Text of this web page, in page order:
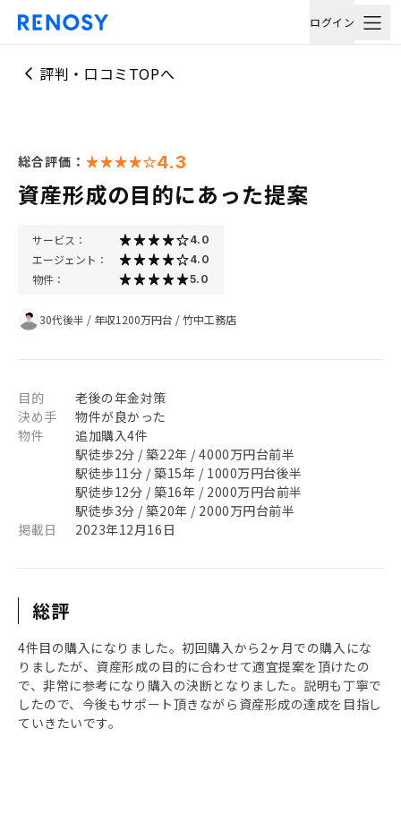
ログイン
評判・口コミTOPへ
総合評価： 4.3
資産形成の目的にあった提案
サービス： 4.0
エージェント： 4.0
物件： 5.0
30代後半 / 年収1200万円台 /竹中工務店
目的
老後の年金対策
決め手
物件が良かった
物件
追加購入4件
駅徒歩2分 / 築22年 / 4000万円台前半
駅徒歩11分 / 築15年 / 1000万円台後半
駅徒歩12分 / 築16年 / 2000万円台前半
駅徒歩3分 / 築20年 / 2000万円台前半
掲載日
2023年12月16日
総評
4件目の購入になりました。初回購入から2ヶ月での購入にな
りましたが、資産形成の目的に合わせて適宜提案を頂けたの
で、非常に参考になり購入の決断となりました。説明も丁寧で
したので、今後もサポート頂きながら資産形成の達成を目指し
ていきたいです。